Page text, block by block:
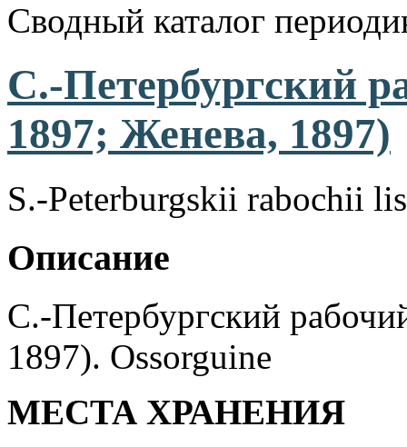
Сводный каталог
С.-Петербургский
1897; Женева, 1897)
S.-Peterburgskii rabochii
Описание
С.-Петербургский
1897). Ossorguine
МЕСТА ХРАНЕНИЯ